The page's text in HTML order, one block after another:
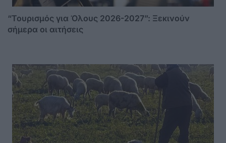
“Τουρισμός για Όλους 2026-2027”: Ξεκινούν
σήμερα οι αιτήσεις